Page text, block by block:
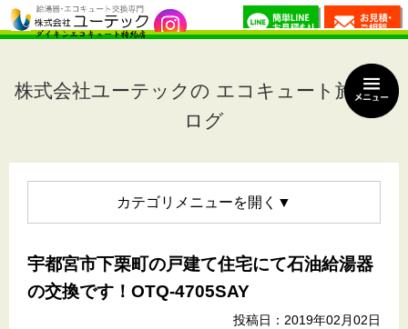
株式会社ユーテックの エコキュート施工ブ
ログ
カテゴリメニュー
宇都宮市下栗町の戸建て住宅にて石油給湯器
の交換です！OTQ-4705SAY
投稿日：2019年02月02日